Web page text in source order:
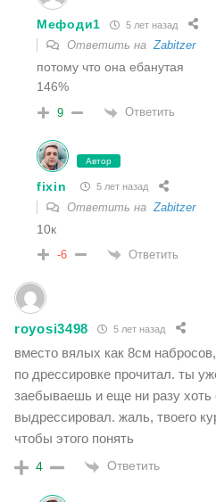
Мефоди1 5 лет назад
Ответить наZabitzer
потому что она ебанутая
146%
9 Ответить
Автор
fixin 5 лет назад
Ответить на Zabitzer
10к
-6 Ответить
royosi3498 5 лет назад
вместо вялых как 8см
по дрессировке прочитал. ты
заебываешь и еще ни разу хоть
выдрессировал. жаль, твоего
чтобы этого понять
4 Ответить